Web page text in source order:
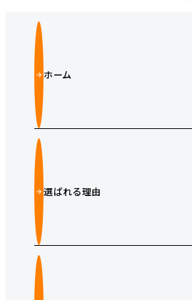
ホーム
選ばれる理由